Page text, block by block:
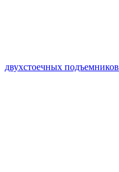
двухстоечных подъемников